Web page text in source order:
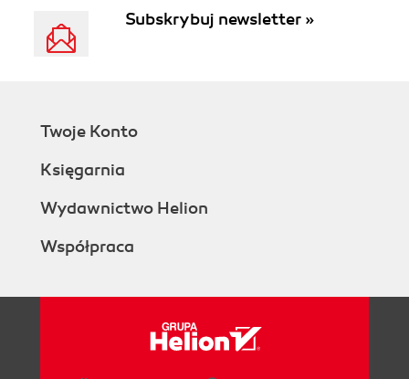
Subskrybuj newsletter »
Twoje Konto
Księgarnia
Wydawnictwo Helion
Współpraca